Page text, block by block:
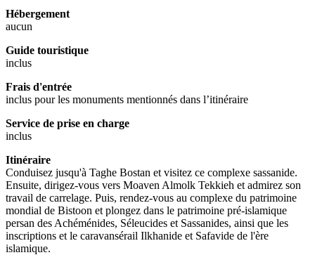
Hébergement
aucun
Guide touristique
inclus
Frais d'entrée
inclus pour les monuments mentionnés dans l’itinéraire
Service de prise en charge
inclus
Itinéraire
Conduisez jusqu'à Taghe Bostan et visitez ce complexe sassanide.
Ensuite, dirigez-vous vers Moaven Almolk Tekkieh et admirez son
travail de carrelage. Puis, rendez-vous au complexe du patrimoine
mondial de Bistoon et plongez dans le patrimoine pré-islamique
persan des Achéménides, Séleucides et Sassanides, ainsi que les
inscriptions et le caravansérail Ilkhanide et Safavide de l'ère
islamique.